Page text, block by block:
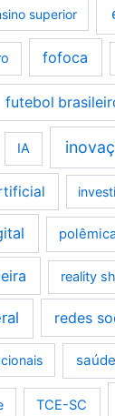
superior
fofoca
futebol
IA
reality
redes
saúde
TCE-SC